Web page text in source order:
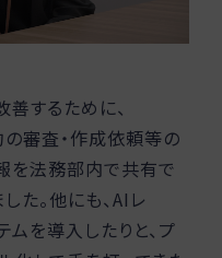
するために、
審査・作成依頼等の
を法務部内で共有で
た。他にも、AIレ
を導入したりと、プ